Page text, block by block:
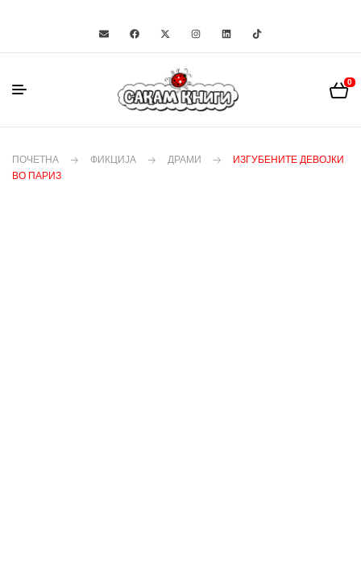
0
ПОЧЕТНА ФИКЦИЈА ДРАМИ
ИЗГУБЕНИТЕ ДЕВОЈКИ
ВО ПАРИЗ